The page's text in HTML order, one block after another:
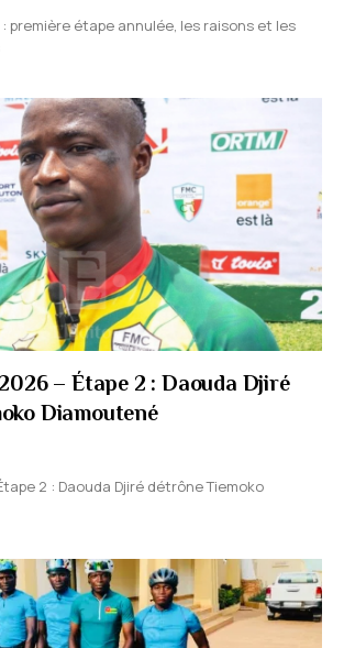
: première étape annulée, les raisons et les
– Étape 2 : Daouda Djiré
Diamoutené
2 : Daouda Djiré détrône Tiemoko